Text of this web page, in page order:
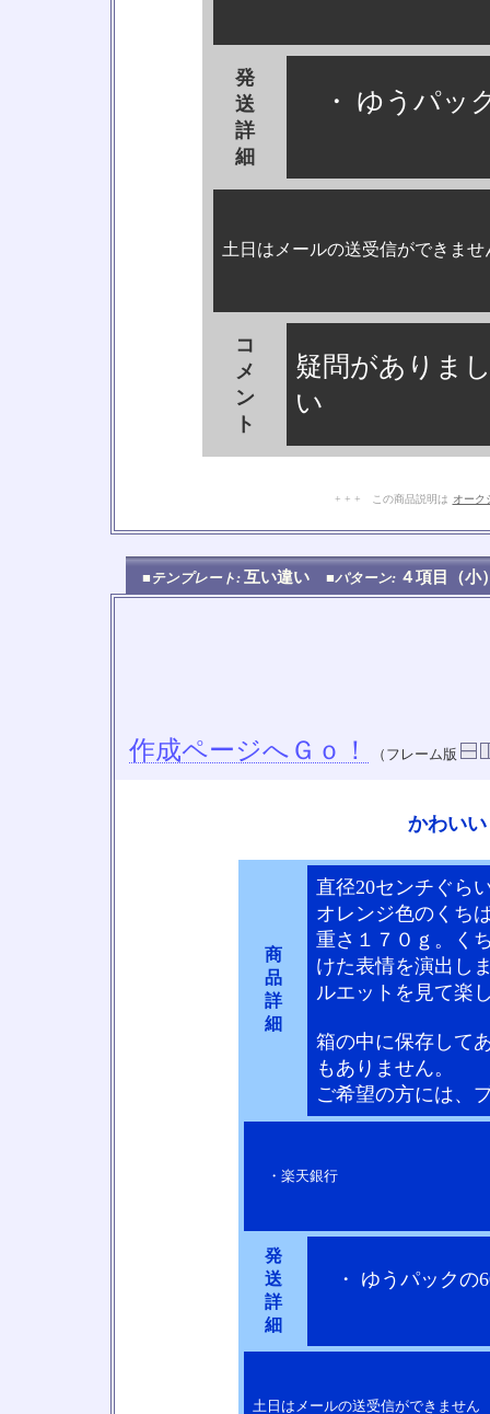
発
送
詳
細
・ ゆうパッ
土日はメールの送受信ができませ
コ
メ
ン
ト
疑問がありま
い
+ + + この商品説明は オーク
■テンプレート: 互い違い ■パターン: ４項目（
作成ページへＧｏ！ （フレーム版
かわい
商
品
詳
細
直径20センチぐら
オレンジ色のくち
重さ１７０ｇ。く
けた表情を演出し
ルエットを見て楽
箱の中に保存して
もありません。
ご希望の方には、
・楽天銀行
発
送
詳
細
・ ゆうパックの
土日はメールの送受信ができません